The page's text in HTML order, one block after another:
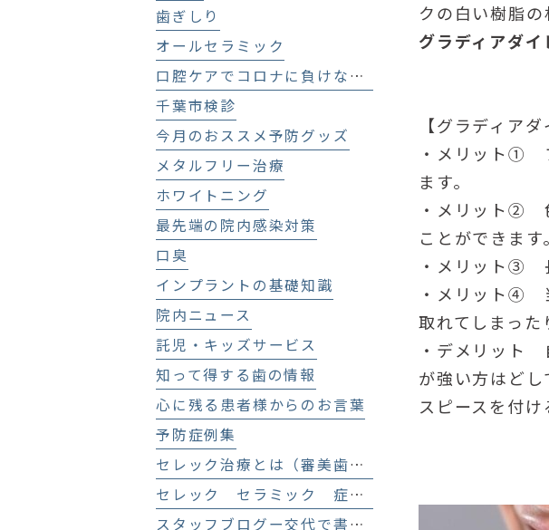
クの白い樹脂の
グラディアダ
【グラディアダ
・メリット①
ます。
・メリット②
ことができます。
・メリット③
・メリット④
取れてしまった
・デメリット
が強い方はど
スピースを付け
歯ぎしり
オールセラミック
口腔ケアでコロナに負けない！
千葉市検診
今月のおススメ予防グッズ
メタルフリー治療
ホワイトニング
最先端の院内感染対策
口臭
インプラントの基礎知識
院内ニュース
託児・キッズサービス
知って得する歯の情報
心に残る患者様からのお言葉
予防症例集
セレック治療とは（審美歯科、セラミック治療）
セレック セラミック 症例集
スタッフブログー交代で書いてます！－